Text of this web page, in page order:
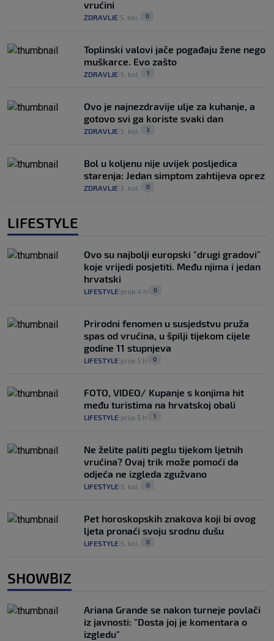
vrućini
ZDRAVLJE 5. kol. 0
Toplinski valovi jače pogađaju žene nego
muškarce. Evo zašto
ZDRAVLJE 3. kol. 1
Ovo je najnezdravije ulje za kuhanje, a
gotovo svi ga koriste svaki dan
ZDRAVLJE 3. kol. 3
Bol u koljenu nije uvijek posljedica
starenja: Jedan simptom zahtijeva oprez
ZDRAVLJE 3. kol. 0
LIFESTYLE
Ovo su najbolji europski "drugi gradovi"
koje vrijedi posjetiti. Među njima i jedan
hrvatski
LIFESTYLE prije 4 h 0
Prirodni fenomen u susjedstvu pruža
spas od vrućina, u špilji tijekom cijele
godine 11 stupnjeva
LIFESTYLE prije 5 h 0
FOTO, VIDEO/ Kupanje s konjima hit
među turistima na hrvatskoj obali
LIFESTYLE prije 5 h 1
Ne želite paliti peglu tijekom ljetnih
vrućina? Ovaj trik može pomoći da
odjeća ne izgleda zgužvano
LIFESTYLE 5. kol. 0
Pet horoskopskih znakova koji bi ovog
ljeta pronaći svoju srodnu dušu
LIFESTYLE 5. kol. 0
SHOWBIZ
Ariana Grande se nakon turneje povlači
iz javnosti: "Dosta joj je komentara o
izgledu"